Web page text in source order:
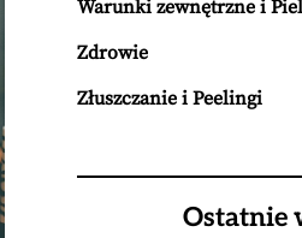
Warunki zewnętrzne i
Zdrowie
Złuszczanie i Peelingi
Ostatnie